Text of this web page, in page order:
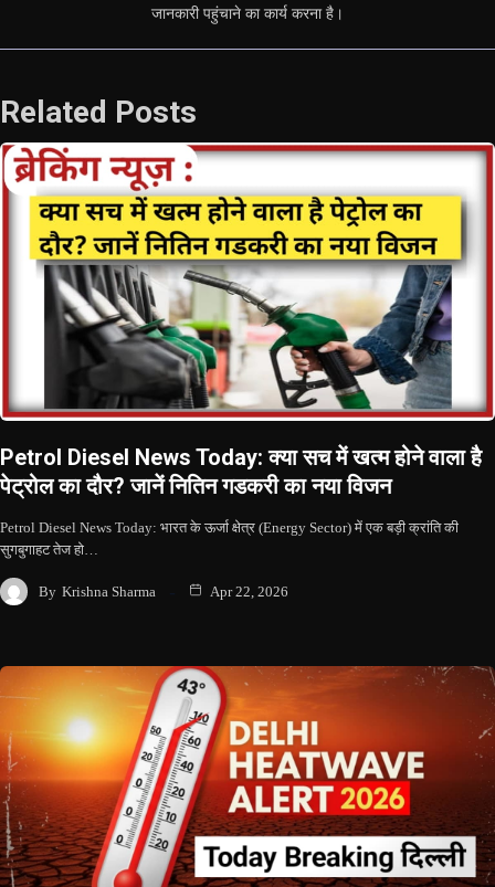
जानकारी पहुंचाने का कार्य करना है।
Related Posts
Petrol Diesel News Today: क्या सच में खत्म होने वाला है
पेट्रोल का दौर? जानें नितिन गडकरी का नया विजन
Petrol Diesel News Today: भारत के ऊर्जा क्षेत्र (Energy Sector) में एक बड़ी क्रांति की
सुगबुगाहट तेज हो…
By Krishna Sharma Apr 22, 2026